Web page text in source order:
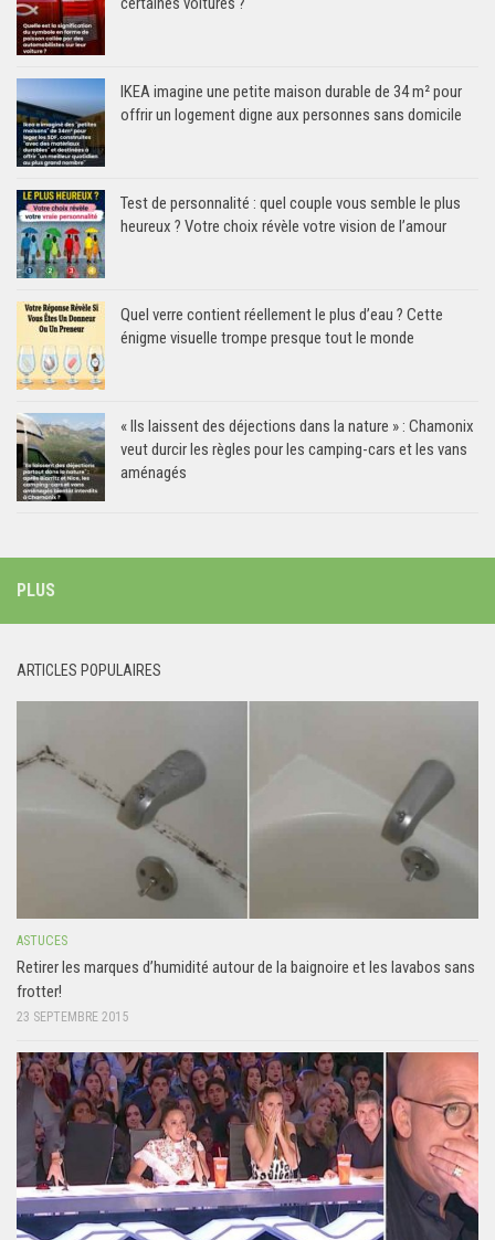
IKEA imagine une petite maison durable de 34 m² pour
offrir un logement digne aux personnes sans domicile
Test de personnalité : quel couple vous semble le plus
heureux ? Votre choix révèle votre vision de l’amour
Quel verre contient réellement le plus d’eau ? Cette
énigme visuelle trompe presque tout le monde
« Ils laissent des déjections dans la nature » : Chamonix
veut durcir les règles pour les camping-cars et les vans
aménagés
PLUS
ARTICLES POPULAIRES
ASTUCES
Retirer les marques d’humidité autour de la baignoire et les lavabos sans
frotter!
23 SEPTEMBRE 2015